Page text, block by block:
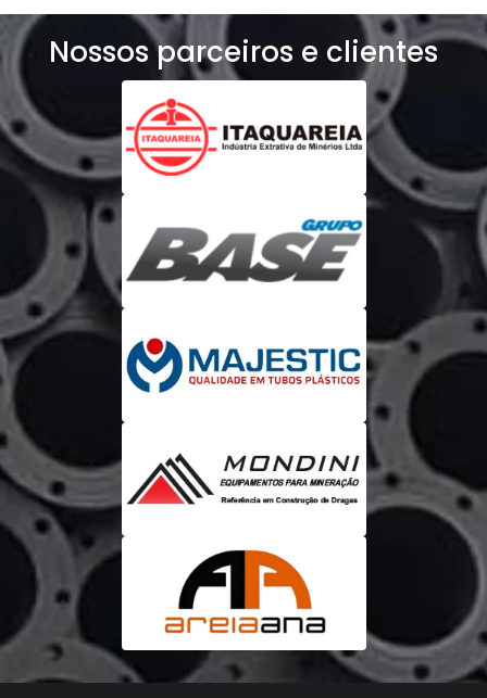
Nossos parceiros e clientes